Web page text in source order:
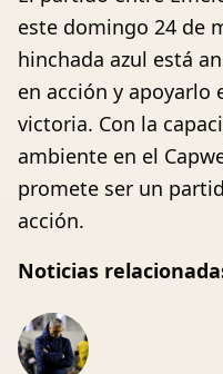
este domingo 24 de
hinchada azul está
en acción y apoyarlo
victoria. Con la
ambiente en el
promete ser un
acción.
Noticias